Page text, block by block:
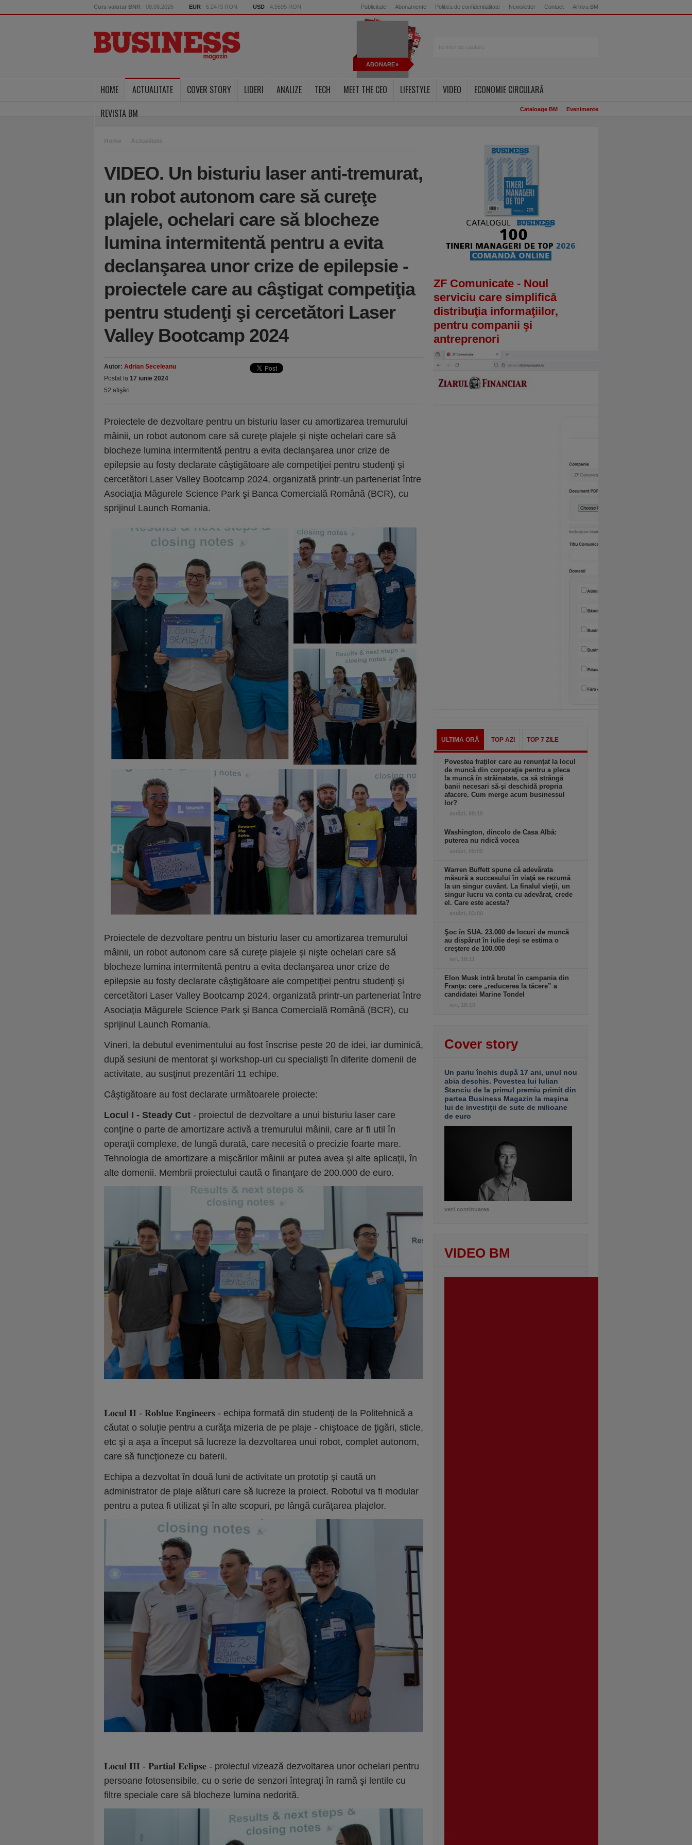
Curs valutar BNR - 08.08.2026 EUR - 5.2473 RON USD - 4.5595 RON Publicitate Abonamente Politica de confidentialitate Newsletter Contact Arhiva BM
ABONARE
HOME ACTUALITATE COVER STORY LIDERI ANALIZE TECH MEET THE CEO LIFESTYLE VIDEO
ECONOMIE CIRCULARĂ
REVISTA BM
Cataloage BM Evenimente
Home Actualitate
VIDEO. Un bisturiu laser anti-tremurat,
un robot autonom care să cureţe
plajele, ochelari care să blocheze
lumina intermitentă pentru a evita
declanşarea unor crize de epilepsie -
proiectele care au câştigat competiţia
pentru studenţi şi cercetători Laser
Valley Bootcamp 2024
Autor: Adrian Seceleanu
Postat la 17 iunie 2024
52 afişări
Proiectele de dezvoltare pentru un bisturiu laser cu amortizarea tremurului
mâinii, un robot autonom care să cureţe plajele şi nişte ochelari care să
blocheze lumina intermitentă pentru a evita declanşarea unor crize de
epilepsie au fosty declarate câştigătoare ale competiţiei pentru studenţi şi
cercetători Laser Valley Bootcamp 2024, organizată printr-un parteneriat între
Asociaţia Măgurele Science Park şi Banca Comercială Română (BCR), cu
sprijinul Launch Romania.
Proiectele de dezvoltare pentru un bisturiu laser cu amortizarea tremurului
mâinii, un robot autonom care să cureţe plajele şi nişte ochelari care să
blocheze lumina intermitentă pentru a evita declanşarea unor crize de
epilepsie au fosty declarate câştigătoare ale competiţiei pentru studenţi şi
cercetători Laser Valley Bootcamp 2024, organizată printr-un parteneriat între
Asociaţia Măgurele Science Park şi Banca Comercială Română (BCR), cu
sprijinul Launch Romania.
Vineri, la debutul evenimentului au fost înscrise peste 20 de idei, iar duminică,
după sesiuni de mentorat şi workshop-uri cu specialişti în diferite domenii de
activitate, au susţinut prezentări 11 echipe.
Câştigătoare au fost declarate următoarele proiecte:
Locul I - Steady Cut - proiectul de dezvoltare a unui bisturiu laser care
conţine o parte de amortizare activă a tremurului mâinii, care ar fi util în
operaţii complexe, de lungă durată, care necesită o precizie foarte mare.
Tehnologia de amortizare a mişcărilor mâinii ar putea avea şi alte aplicaţii, în
alte domenii. Membrii proiectului caută o finanţare de 200.000 de euro.
𝐋𝐨𝐜𝐮𝐥 𝐈𝐈 - 𝐑𝐨𝐛𝐥𝐮𝐞 𝐄𝐧𝐠𝐢𝐧𝐞𝐞𝐫𝐬 - echipa formată din studenţi de la Politehnică a
căutat o soluţie pentru a curăţa mizeria de pe plaje - chiştoace de ţigări, sticle,
etc şi a aşa a început să lucreze la dezvoltarea unui robot, complet autonom,
care să funcţioneze cu baterii.
Echipa a dezvoltat în două luni de activitate un prototip şi caută un
administrator de plaje alături care să lucreze la proiect. Robotul va fi modular
pentru a putea fi utilizat şi în alte scopuri, pe lângă curăţarea plajelor.
𝐋𝐨𝐜𝐮𝐥 𝐈𝐈𝐈 - 𝐏𝐚𝐫𝐭𝐢𝐚𝐥 𝐄𝐜𝐥𝐢𝐩𝐬𝐞 - proiectul vizează dezvoltarea unor ochelari pentru
persoane fotosensibile, cu o serie de senzori întegraţi în ramă şi lentile cu
filtre speciale care să blocheze lumina nedorită.
ZF Comunicate - Noul
serviciu care simplifică
distribuţia informaţiilor,
pentru companii şi
antreprenori
ULTIMA ORĂ TOP AZI TOP 7 ZILE
Povestea fraţilor care au renunţat la locul
de muncă din corporaţie pentru a pleca
la muncă în străinatate, ca să strângă
banii necesari să-şi deschidă propria
afacere. Cum merge acum businessul
lor?
astăzi, 09:10
Washington, dincolo de Casa Albă:
puterea nu ridică vocea
astăzi, 05:00
Warren Buffett spune că adevărata
măsură a succesului în viaţă se rezumă
la un singur cuvânt. La finalul vieţii, un
singur lucru va conta cu adevărat, crede
el. Care este acesta?
astăzi, 03:00
Şoc în SUA. 23.000 de locuri de muncă
au dispărut în iulie deşi se estima o
creştere de 100.000
ieri, 18:11
Elon Musk intră brutal în campania din
Franţa: cere „reducerea la tăcere” a
candidatei Marine Tondel
ieri, 18:10
Cover story
Un pariu închis după 17 ani, unul nou
abia deschis. Povestea lui Iulian
Stanciu de la primul premiu primit din
partea Business Magazin la maşina
lui de investiţii de sute de milioane
de euro
vezi continuarea
VIDEO BM